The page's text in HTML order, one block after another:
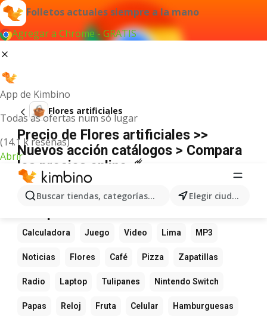
Folletos actuales siempre a la mano
Agregar a Chrome - GRATIS
App de Kimbino
Todas as ofertas num só lugar
(14.1 k reseñas)
Abrir
Buscar tiendas, categorías, productos... Elegir ciudad
Flores artificiales
Precio de Flores artificiales >>
Nuevos acción catálogos > Compara
los precios online ☄️
No hemos encontrado resultados para este
término.
Calculadora Juego Video Lima MP3
Noticias Flores Café Pizza Zapatillas
Radio Laptop Tulipanes Nintendo Switch
Papas Reloj Fruta Celular Hamburguesas